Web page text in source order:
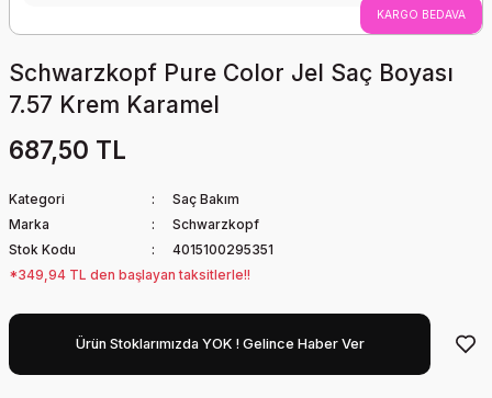
KARGO BEDAVA
Schwarzkopf Pure Color Jel Saç Boyası
7.57 Krem Karamel
687,50 TL
Kategori
Saç Bakım
Marka
Schwarzkopf
Stok Kodu
4015100295351
*349,94 TL den başlayan taksitlerle!!
Ürün Stoklarımızda YOK ! Gelince Haber Ver